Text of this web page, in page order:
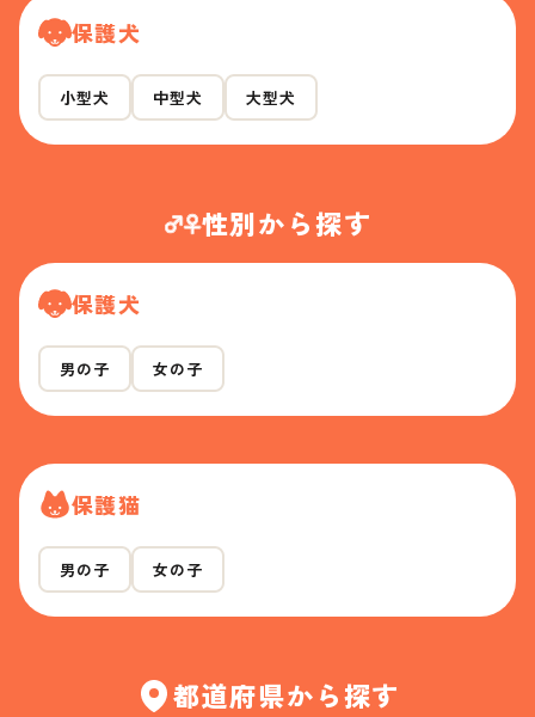
保護犬
小型犬 中型犬 大型犬
性別から探す
保護犬
男の子 女の子
保護猫
男の子 女の子
都道府県から探す